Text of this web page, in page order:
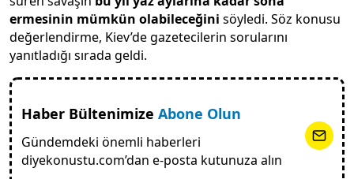
ermesinin mümkün olabileceğini söyledi. Söz konusu
değerlendirme, Kiev’de gazetecilerin sorularını
yanıtladığı sırada geldi.
Haber Bültenimize Abone Olun
Gündemdeki önemli haberleri
diyekonustu.com’dan e-posta kutunuza alın